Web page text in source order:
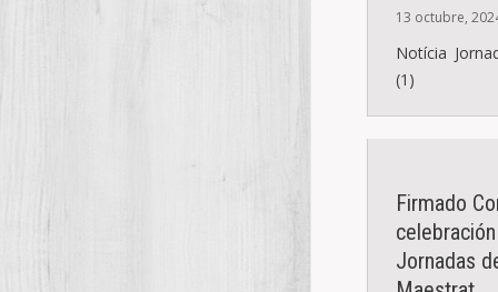
13 octubre,
Notícia
(1)
Firmado
Jornadas